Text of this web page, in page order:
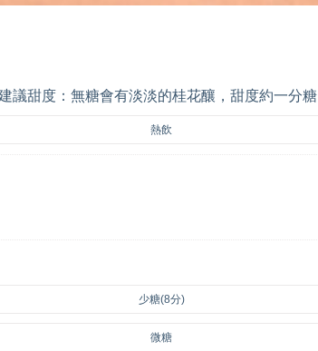
議甜度：無糖會有淡淡的桂花釀，甜度約一分糖
熱飲
少糖(8分)
微糖